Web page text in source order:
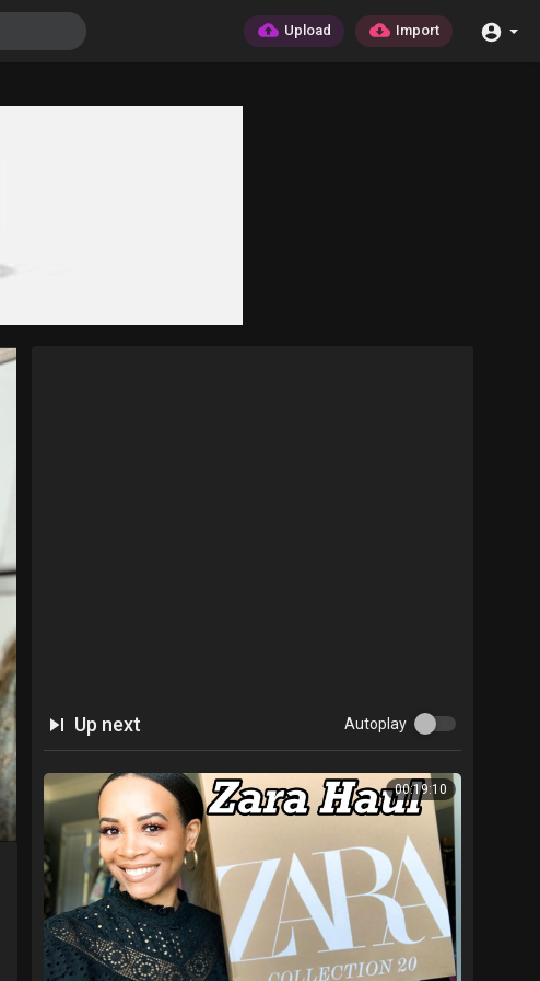
Upload Import
Up next Autoplay
00:19:10